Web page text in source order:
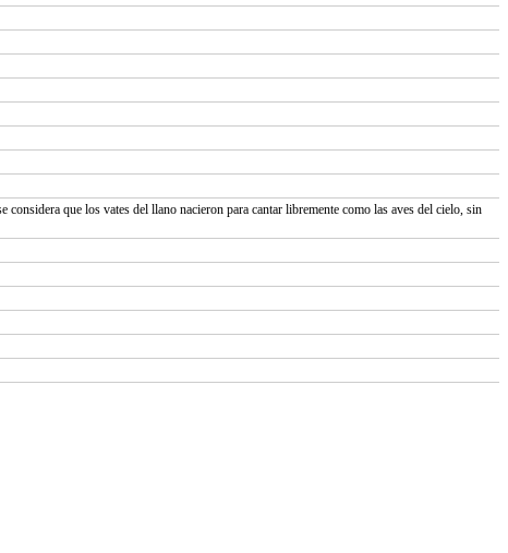
que los vates del llano nacieron para cantar libremente como las aves del cielo, sin